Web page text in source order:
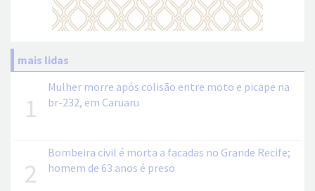
mais lidas
1
Mulher morre após colisão entre moto e picape na
br-232, em Caruaru
2
Bombeira civil é morta a facadas no Grande Recife;
homem de 63 anos é preso